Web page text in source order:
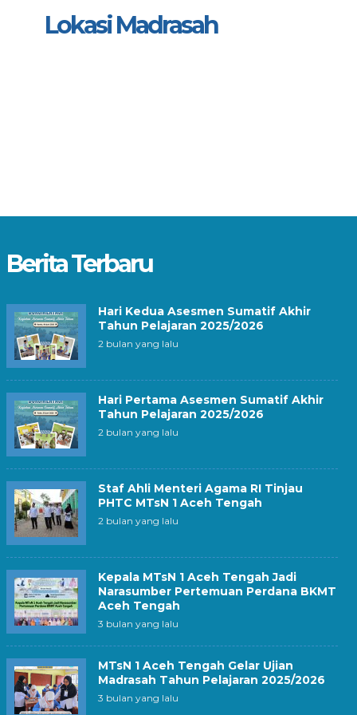
Lokasi Madrasah
Berita Terbaru
Hari Kedua Asesmen Sumatif Akhir
Tahun Pelajaran 2025/2026
2 bulan yang lalu
Hari Pertama Asesmen Sumatif Akhir
Tahun Pelajaran 2025/2026
2 bulan yang lalu
Staf Ahli Menteri Agama RI Tinjau
PHTC MTsN 1 Aceh Tengah
2 bulan yang lalu
Kepala MTsN 1 Aceh Tengah Jadi
Narasumber Pertemuan Perdana BKMT
Aceh Tengah
3 bulan yang lalu
MTsN 1 Aceh Tengah Gelar Ujian
Madrasah Tahun Pelajaran 2025/2026
3 bulan yang lalu